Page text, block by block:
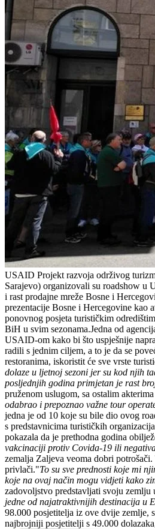
USAID Projekt razvoja održivog
Sarajevo) organizovali su roadshow
i rast prodajne mreže Bosne i
prezentacije Bosne i Hercegovine kao
ponovnog posjeta turističkim
BiH u svim sezonama.Jedna od
USAID-om kako bi što uspješnije
radili s jednim ciljem, a to je da se
restoranima, iskoristit će sve vrste
dolaze u ljetnoj sezoni jer su kod njih
posljednjih godina primjetan je rast
pruženom uslugom, sa ostalim
odabrao i prepoznao važne tour
jedna je od 10 koje su bile dio ovog
s predstavnicima turističkih
pokazala da je prethodna godina
vakcinaciji protiv Covida-19 ili
zemalja Zaljeva veoma dobri
privlači."To su sve prednosti koje mi
koje na ovaj način mogu vidjeti kako
zadovoljstvo predstavljati svoju
jedne od najatraktivnijih destinacija u
98.000 posjetitelja iz ove dvije
najbrojniji posjetitelji s 49.000